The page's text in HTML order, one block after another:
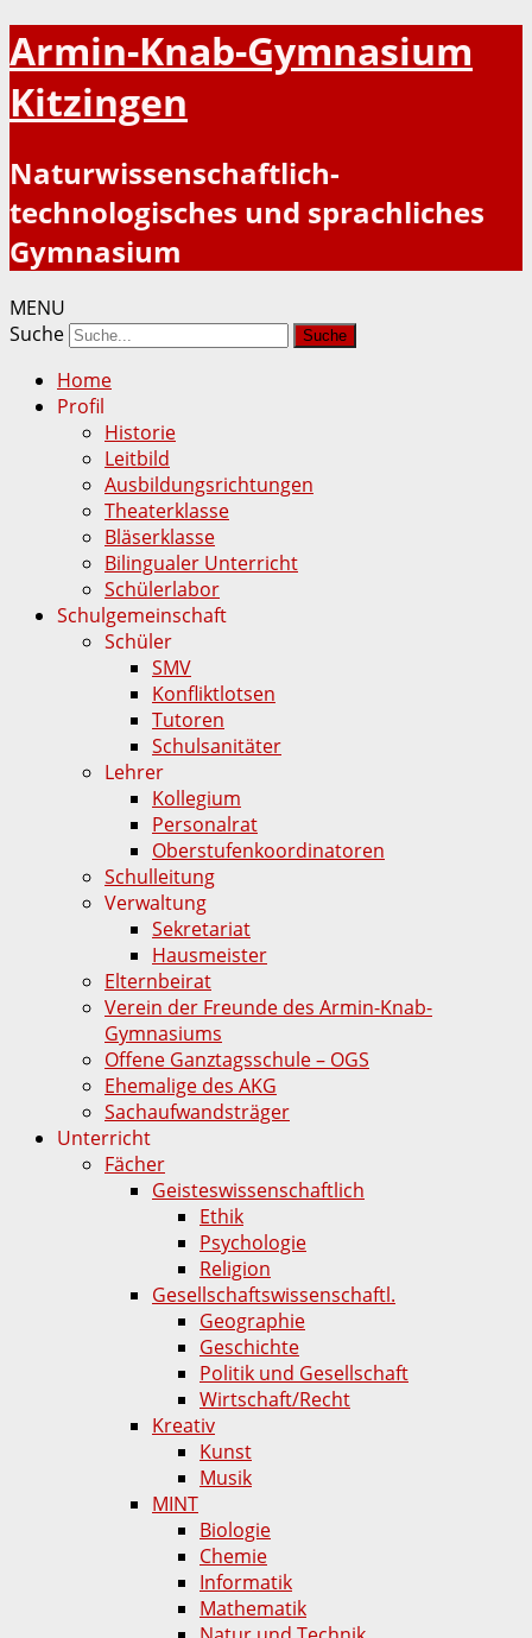
Armin-Knab-Gymnasium
Kitzingen
Naturwissenschaftlich-
technologisches und sprachliches
Gymnasium
MENU
Suche
Home
Profil
Historie
Leitbild
Ausbildungsrichtungen
Theaterklasse
Bläserklasse
Bilingualer Unterricht
Schülerlabor
Schulgemeinschaft
Schüler
SMV
Konfliktlotsen
Tutoren
Schulsanitäter
Lehrer
Kollegium
Personalrat
Oberstufenkoordinatoren
Schulleitung
Verwaltung
Sekretariat
Hausmeister
Elternbeirat
Verein der Freunde des Armin-Knab-
Gymnasiums
Offene Ganztagsschule – OGS
Ehemalige des AKG
Sachaufwandsträger
Unterricht
Fächer
Geisteswissenschaftlich
Ethik
Psychologie
Religion
Gesellschaftswissenschaftl.
Geographie
Geschichte
Politik und Gesellschaft
Wirtschaft/Recht
Kreativ
Kunst
Musik
MINT
Biologie
Chemie
Informatik
Mathematik